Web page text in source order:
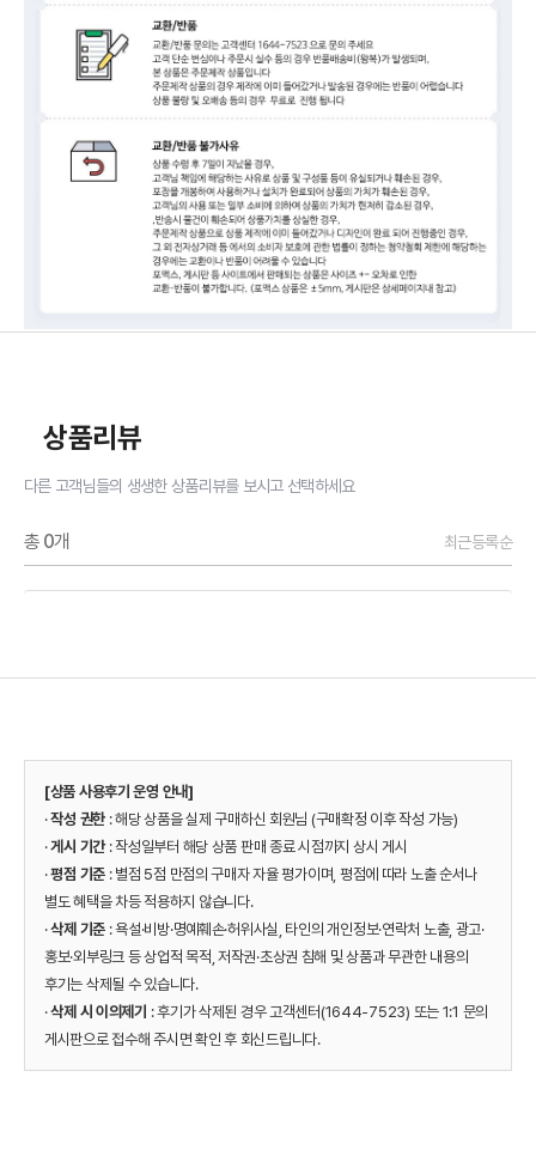
상품리뷰
다른 고객님들의 생생한 상품리뷰를 보시고 선택하세요
총 0개 최근등록순
[상품 사용후기 운영 안내]
·작성 권한 : 해당 상품을 실제 구매하신 회원님 (구매확정 이후 작성 가능)
·게시 기간: 작성일부터 해당 상품 판매 종료 시점까지 상시 게시
·평점 기준 : 별점 5점 만점의 구매자 자율 평가이며, 평점에 따라 노출 순서나
별도 혜택을 차등 적용하지 않습니다.
·삭제 기준 : 욕설·비방·명예훼손·허위사실, 타인의 개인정보·연락처 노출, 광고·
홍보·외부링크 등 상업적 목적, 저작권·초상권 침해 및 상품과 무관한 내용의
후기는 삭제될 수 있습니다.
·삭제 시 이의제기 : 후기가 삭제된 경우 고객센터(1644-7523) 또는 1:1 문의
게시판으로 접수해 주시면 확인 후 회신드립니다.